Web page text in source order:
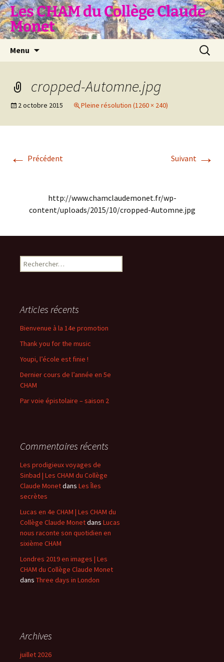
Aller
au
contenu
Les CHAM du Collège Claude
Monet
Menu
cropped-Automne.jpg
2 octobre 2015 Pleine résolution (1260 × 240)
← Précédent Suivant →
http://www.chamclaudemonet.fr/wp-
content/uploads/2015/10/cropped-Automne.jpg
Rechercher :
Articles récents
Bienvenue à la 14e promotion
Thank you for the music
Youpi, l’école est finie !
Dernier cours de l’année en 5e
CHAM
Par voie épistolaire – saison 2
Commentaires récents
Les prodigieux voyages de
Sinbad | Les CHAM du Collège
Claude Monetdans Les Îles
secrètes
Lucas en 4e CHAM | Les CHAM du
Collège Claude Monetdans Lucas
nous raconte son quotidien en
sixième CHAM
Londres 2019 en images | Les
CHAM du Collège Claude Monet
dans Three days in London
Archives
juillet 2026